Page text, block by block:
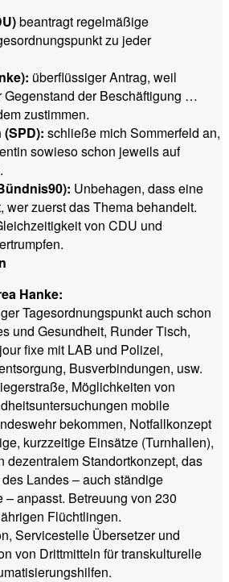
beantragt regelmäßige
zu jeder
überflüssiger Antrag, weil
Gegenstand der Beschäftigung …
zustimmen.
schließe mich Sommerfeld an,
sowieso schon jeweils auf
Unbehagen, dass eine
wer zuerst das Thema behandelt.
von CDU und
Hanke:
Tagesordnungspunkt auch schon
und Gesundheit, Runder Tisch,
fixe mit LAB und Polizei,
Busverbindungen, usw.
Möglichkeiten von
mobile
bekommen, Notfallkonzept
kurzzeitige Einsätze (Turnhallen),
dezentralem Standortkonzept, das
Landes – auch ständige
anpasst. Betreuung von 230
Flüchtlingen.
Servicestelle Übersetzer und
von Drittmitteln für transkulturelle